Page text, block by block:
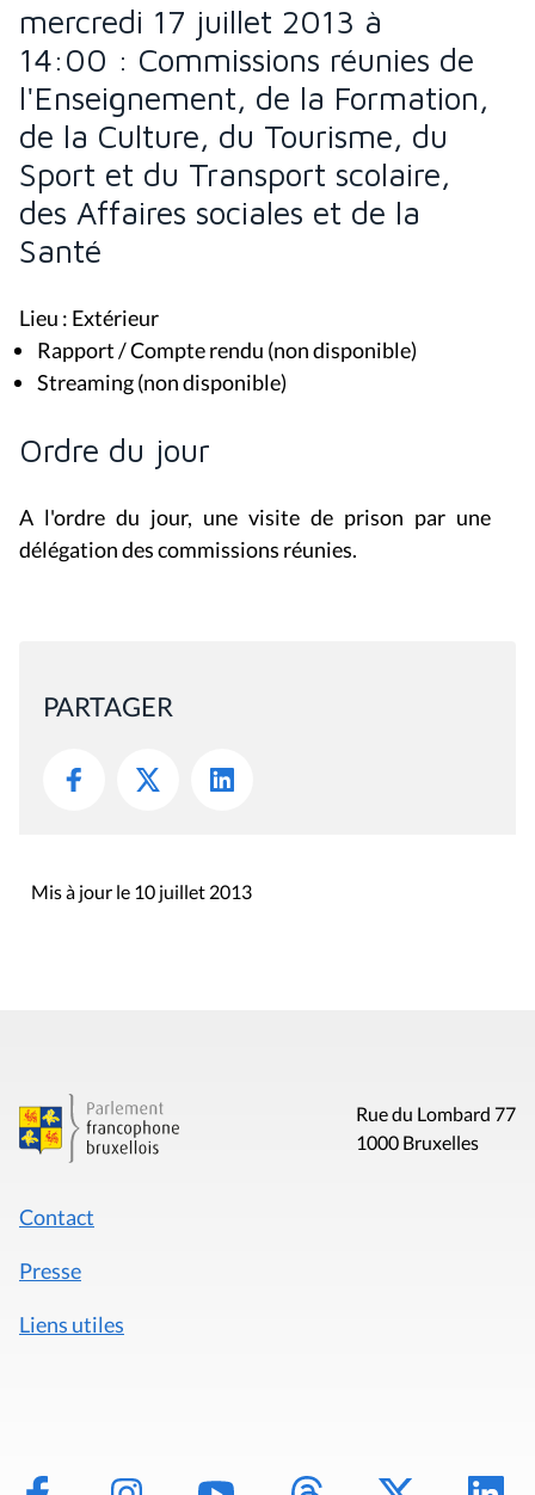
mercredi 17 juillet 2013 à
14:00 : Commissions réunies de
l'Enseignement, de la Formation,
de la Culture, du Tourisme, du
Sport et du Transport scolaire,
des Affaires sociales et de la
Santé
Lieu : Extérieur
Rapport / Compte rendu (non disponible)
Streaming (non disponible)
Ordre du jour
A l'ordre du jour, une visite de prison par une
délégation des commissions réunies.
PARTAGER
Mis à jour le 10 juillet 2013
Rue du Lombard 77
1000 Bruxelles
Contact
Presse
Liens utiles